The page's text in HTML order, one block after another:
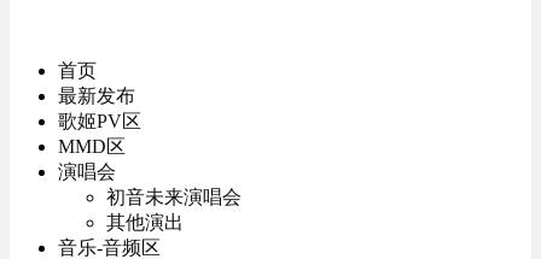
首页
最新发布
歌姬PV区
MMD区
演唱会
初音未来演唱会
其他演出
音乐-音频区